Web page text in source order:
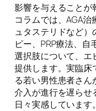
影響を与えることが
コラムでは、AGA
ュタステリドなど
ピー、PRP療法、
選択肢について、エ
提供します。実臨床
る若い男性患者さ
介入が進行を遅らせ
日々実感しています。